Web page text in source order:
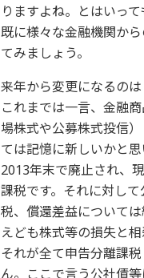
りますよね。とはいっ
既に様々な金融機関か
てみましょう。
来年から変更になるの
これまでは一言、金融
場株式や公募株式投信
ては記憶に新しいかと
2013年末で廃止され、
課税です。それに対し
税、償還差益について
えども株式等の損失と
それが全て申告分離課
ん。ここで言う公社債